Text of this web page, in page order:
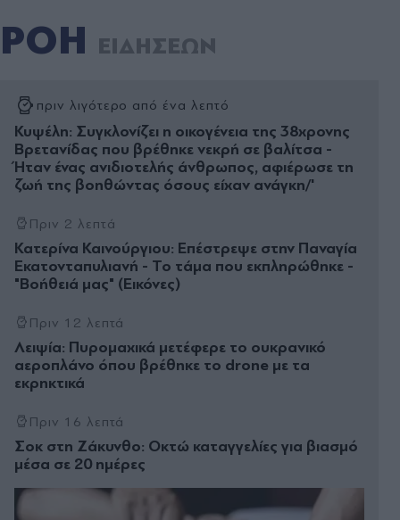
ΡΟΗ ΕΙΔΗΣΕΩΝ
πριν λιγότερο από ένα λεπτό
Κυψέλη: Συγκλονίζει η οικογένεια της 38χρονης
Βρετανίδας που βρέθηκε νεκρή σε βαλίτσα -
Ήταν ένας ανιδιοτελής άνθρωπος, αφιέρωσε τη
ζωή της βοηθώντας όσους είχαν ανάγκη/'
Πριν 2 λεπτά
Κατερίνα Καινούργιου: Επέστρεψε στην Παναγία
Εκατονταπυλιανή - Το τάμα που εκπληρώθηκε -
"Βοήθειά μας" (Εικόνες)
Πριν 12 λεπτά
Λειψία: Πυρομαχικά μετέφερε το ουκρανικό
αεροπλάνο όπου βρέθηκε το drone με τα
εκρηκτικά
Πριν 16 λεπτά
Σοκ στη Ζάκυνθο: Οκτώ καταγγελίες για βιασμό
μέσα σε 20 ημέρες